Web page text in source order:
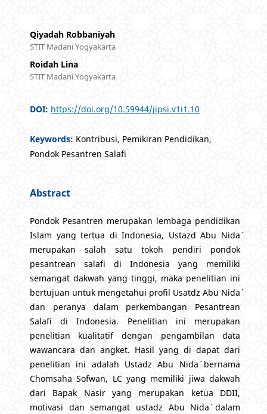
Qiyadah Robbaniyah
STIT Madani Yogyakarta
Roidah Lina
STIT Madani Yogyakarta
DOI: https://doi.org/10.59944/jipsi.v1i1.10
Keywords: Kontribusi, Pemikiran Pendidikan,
Pondok Pesantren Salafi
Abstract
Pondok Pesantren merupakan lembaga pendidikan
Islam yang tertua di Indonesia, Ustazd Abu Nida`
merupakan salah satu tokoh pendiri pondok
pesantrean salafi di Indonesia yang memiliki
semangat dakwah yang tinggi, maka penelitian ini
bertujuan untuk mengetahui profil Usatdz Abu Nida`
dan peranya dalam perkembangan Pesantrean
Salafi di Indonesia. Penelitian ini merupakan
penelitian kualitatif dengan pengambilan data
wawancara dan angket. Hasil yang di dapat dari
penelitian ini adalah Ustadz Abu Nida` bernama
Chomsaha Sofwan, LC yang memiliki jiwa dakwah
dari Bapak Nasir yang merupakan ketua DDII,
motivasi dan semangat ustadz Abu Nida` dalam